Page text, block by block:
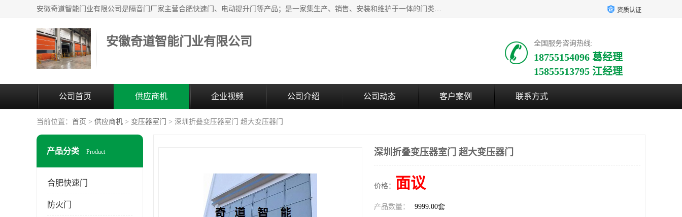
安徽奇道智能门业有限公司是隔音门厂家主营合肥快速门、电动提升门等产品；是一家集生产、销售、安装和维护于一体的门类产品供应商，公司拥有二十多名技术人员。产品种类丰富，各项性能均符合设计要求，可广泛应用于各行各业。的服务团队，24小时服务。 资质认证
安徽奇道智能门业有限公司 全国服务咨询热线:
18755154096 葛经理
15855513795 江经理
公司首页 供应商机 企业视频 公司介绍 公司动态 客户案例 联系方式
当前位置： 首页 > 供应商机 > 变压器室门 > 深圳折叠变压器室门 超大变压器门
产品分类 Product
合肥快速门
防火门
深圳折叠变压器室门 超大变压器门
价格： 面议
产品数量： 9999.00套